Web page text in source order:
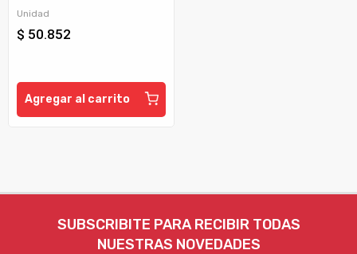
Unidad
$ 50.852
Agregar al carrito
SUBSCRIBITE PARA RECIBIR TODAS
NUESTRAS NOVEDADES